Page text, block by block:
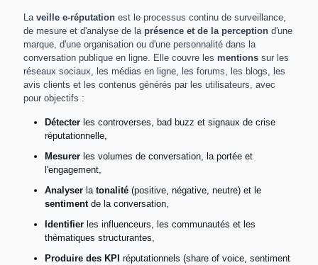
La veille e-réputation est le processus continu de surveillance,
de mesure et d'analyse de la présence et de la perception d'une
marque, d'une organisation ou d'une personnalité dans la
conversation publique en ligne. Elle couvre les mentions sur les
réseaux sociaux, les médias en ligne, les forums, les blogs, les
avis clients et les contenus générés par les utilisateurs, avec
pour objectifs :
Détecter les controverses, bad buzz et signaux de crise
réputationnelle,
Mesurer les volumes de conversation, la portée et
l'engagement,
Analyser la tonalité (positive, négative, neutre) et le
sentiment de la conversation,
Identifier les influenceurs, les communautés et les
thématiques structurantes,
Produire des KPI réputationnels (share of voice, sentiment